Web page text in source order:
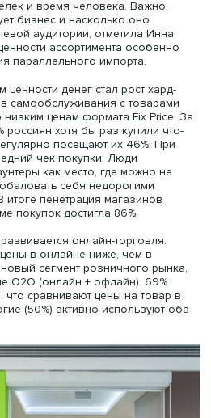
Инна Караева.
разные ценностные
самой молодой категории
Третья группа (30–49
ответственность и
50–59 лет важнее
а для людей 60+ —
эксперты «Ромира» выделили
вызова: ценность денег,
Первая больше
и самого взрослого
60+), а представители
главу угла ставят время и
фокусе стратегий компаний
и время человека.
бизнес и насколько оно
аудитории, отметила
ценности ассортимента
параллельного импорта.